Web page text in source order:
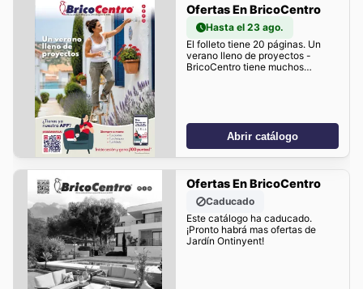
Ofertas En BricoCentro
Hasta el 23 ago.
El folleto tiene 20 páginas. Un
verano lleno de proyectos -
BricoCentro tiene muchos
Abrir catálogo
Ofertas En BricoCentro
Caducado
Este catálogo ha caducado.
¡Pronto habrá mas ofertas de
Jardín Ontinyent!